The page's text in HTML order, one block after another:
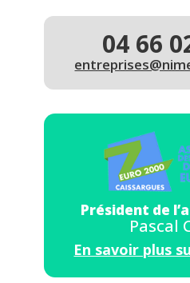
04 66
Président de
Pascal
En savoir plus